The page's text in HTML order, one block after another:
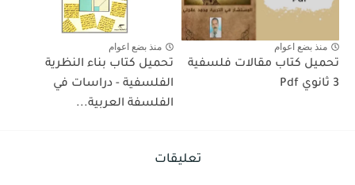
منذ بضع اعوام
تحميل كتاب مقالات فلسفية
3 ثانوي Pdf
منذ بضع اعوام
تحميل كتاب بناء النظرية
الفلسفية - دراسات في
الفلسفة العربية...
تعليقات